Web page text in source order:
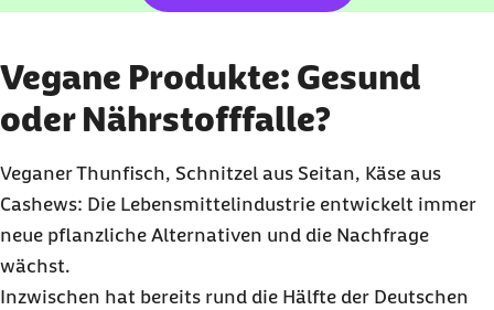
Vegane Produkte: Gesund
oder Nährstofffalle?
Veganer Thunfisch, Schnitzel aus Seitan, Käse aus
Cashews: Die Lebensmittelindustrie entwickelt immer
neue pflanzliche Alternativen und die Nachfrage
wächst.
Inzwischen hat bereits rund die Hälfte der Deutschen